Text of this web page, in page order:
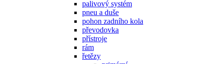
palivový systém
pneu a duše
pohon zadního kola
převodovka
přístroje
rám
řetězy